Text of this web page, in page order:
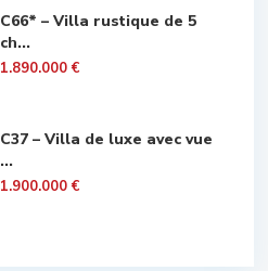
C66* – Villa rustique de 5
ch...
1.890.000 €
C37 – Villa de luxe avec vue
...
1.900.000 €